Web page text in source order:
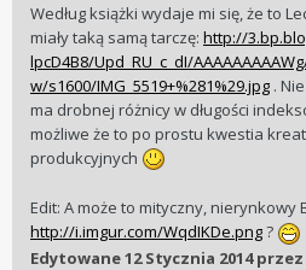
Według książki wydaje mi się, że to
miały taką samą tarczę: http://
lpcD4B8/Upd_RU_c_dI/
w/s1600/IMG_5519+%281%29.jpg .
ma drobnej różnicy w długości
możliwe że to po prostu kwestia
produkcyjnych
Edit: A może to mityczny,
http://i.imgur.com/WqdIKDe.png?
Edytowane12 Stycznia 2014przez